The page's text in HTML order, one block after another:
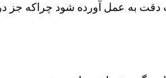
به عمل آورده شود چراکه جز